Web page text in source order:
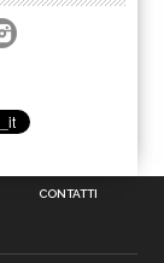
CONTATTI